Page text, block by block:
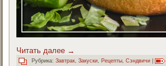
Читать далее →
Рубрика: Завтрак,Закуски, Рецепты,Сэндвичи